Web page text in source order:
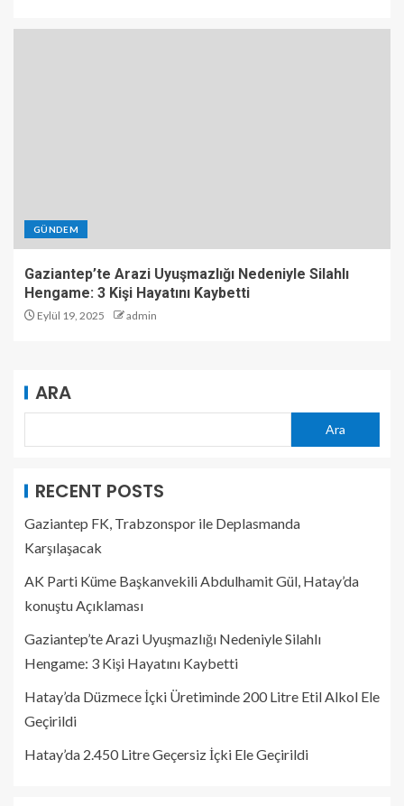
GÜNDEM
Gaziantep’te Arazi Uyuşmazlığı Nedeniyle Silahlı
Hengame: 3 Kişi Hayatını Kaybetti
Eylül 19, 2025 admin
ARA
Ara
RECENT POSTS
Gaziantep FK, Trabzonspor ile Deplasmanda
Karşılaşacak
AK Parti Küme Başkanvekili Abdulhamit Gül, Hatay’da
konuştu Açıklaması
Gaziantep’te Arazi Uyuşmazlığı Nedeniyle Silahlı
Hengame: 3 Kişi Hayatını Kaybetti
Hatay’da Düzmece İçki Üretiminde 200 Litre Etil Alkol Ele
Geçirildi
Hatay’da 2.450 Litre Geçersiz İçki Ele Geçirildi